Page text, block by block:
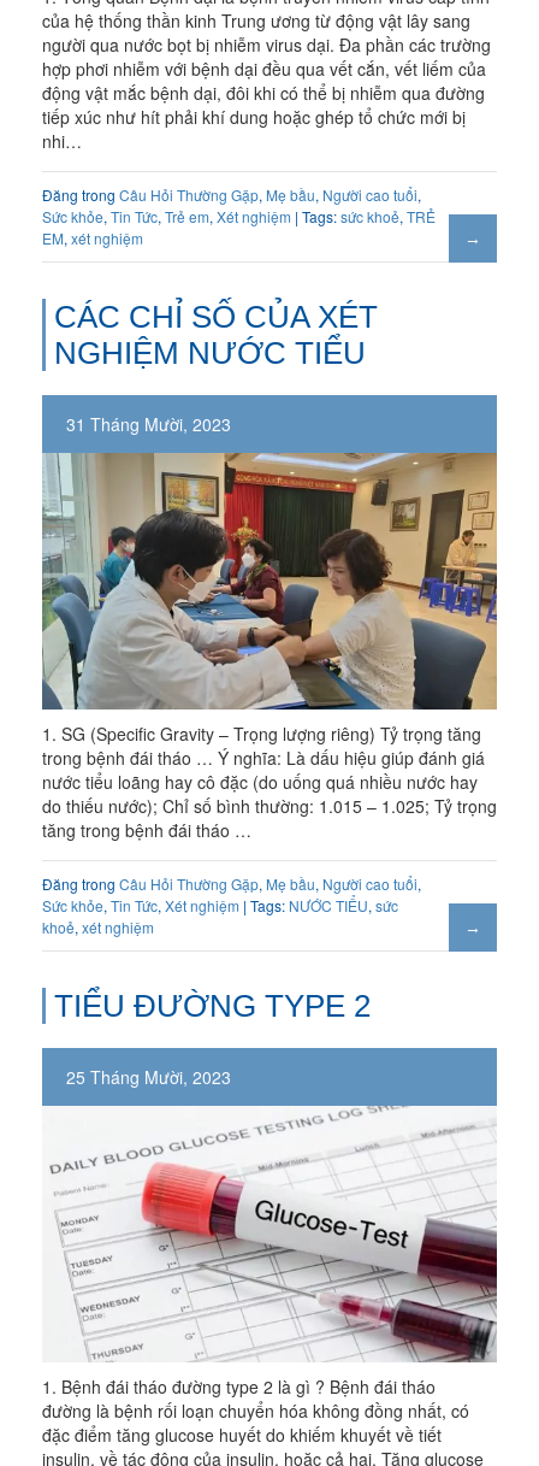
của hệ thống thần kinh Trung ương từ động vật lây sang
người qua nước bọt bị nhiễm virus dại. Đa phần các trường
hợp phơi nhiễm với bệnh dại đều qua vết cắn, vết liếm của
động vật mắc bệnh dại, đôi khi có thể bị nhiễm qua đường
tiếp xúc như hít phải khí dung hoặc ghép tổ chức mới bị
nhi…
Đăng trong Câu Hỏi Thường Gặp, Mẹ bầu, Người cao tuổi,
Sức khỏe, Tin Tức, Trẻ em, Xét nghiệm | Tags:sức khoẻ, TRẺ
EM, xét nghiệm
CÁC CHỈ SỐ CỦA XÉT
NGHIỆM NƯỚC TIỂU
31 Tháng Mười, 2023
1. SG (Specific Gravity – Trọng lượng riêng) Tỷ trọng tăng
trong bệnh đái tháo … Ý nghĩa: Là dấu hiệu giúp đánh giá
nước tiểu loãng hay cô đặc (do uống quá nhiều nước hay
do thiếu nước); Chỉ số bình thường: 1.015 – 1.025; Tỷ trọng
tăng trong bệnh đái tháo …
Đăng trong Câu Hỏi Thường Gặp, Mẹ bầu, Người cao tuổi,
Sức khỏe, Tin Tức, Xét nghiệm | Tags: NƯỚC TIỂU, sức
khoẻ, xét nghiệm
TIỂU ĐƯỜNG TYPE 2
25 Tháng Mười, 2023
1. Bệnh đái tháo đường type 2 là gì ? Bệnh đái tháo
đường là bệnh rối loạn chuyển hóa không đồng nhất, có
đặc điểm tăng glucose huyết do khiếm khuyết về tiết
insulin, về tác động của insulin, hoặc cả hai. Tăng glucose